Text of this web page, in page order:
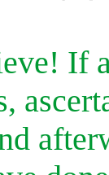
If